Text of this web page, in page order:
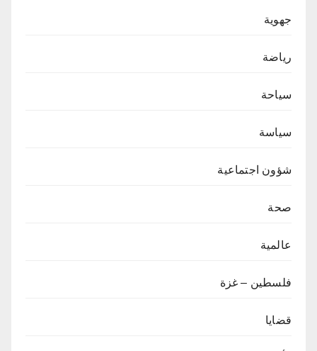
جهوية
رياضة
سياحة
سياسة
شؤون اجتماعية
صحة
عالمية
فلسطين – غزة
قضايا